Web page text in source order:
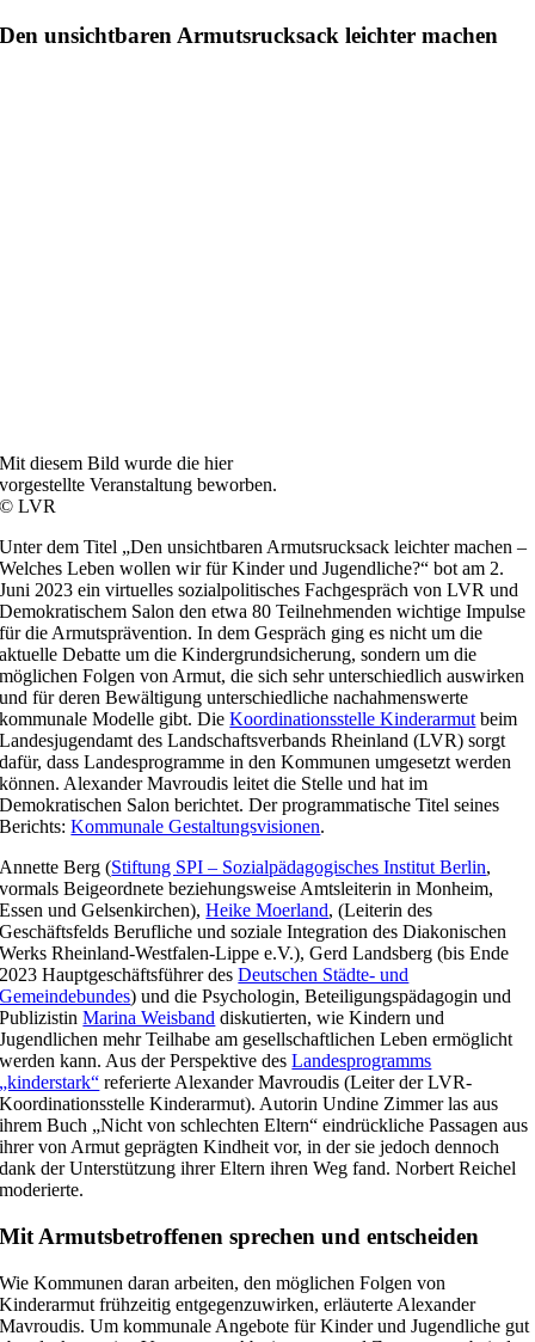
Den unsichtbaren Armutsrucksack leichter machen
Mit diesem Bild wurde die hier
vorgestellte Veranstaltung beworben.
© LVR
Unter dem Titel „Den unsichtbaren Armutsrucksack leichter machen –
Welches Leben wollen wir für Kinder und Jugendliche?“ bot am 2.
Juni 2023 ein virtuelles sozialpolitisches Fachgespräch von LVR und
Demokratischem Salon den etwa 80 Teilnehmenden wichtige Impulse
für die Armutsprävention. In dem Gespräch ging es nicht um die
aktuelle Debatte um die Kindergrundsicherung, sondern um die
möglichen Folgen von Armut, die sich sehr unterschiedlich auswirken
und für deren Bewältigung unterschiedliche nachahmenswerte
kommunale Modelle gibt. DieKoordinationsstelle Kinderarmut beim
Landesjugendamt des Landschaftsverbands Rheinland (LVR) sorgt
dafür, dass Landesprogramme in den Kommunen umgesetzt werden
können. Alexander Mavroudis leitet die Stelle und hat im
Demokratischen Salon berichtet. Der programmatische Titel seines
Berichts:Kommunale Gestaltungsvisionen.
Annette Berg (Stiftung SPI – Sozialpädagogisches Institut Berlin,
vormals Beigeordnete beziehungsweise Amtsleiterin in Monheim,
Essen und Gelsenkirchen),Heike Moerland, (Leiterin des
Geschäftsfelds Berufliche und soziale Integration des Diakonischen
Werks Rheinland-Westfalen-Lippe e.V.), Gerd Landsberg (bis Ende
2023 Hauptgeschäftsführer desDeutschen Städte- und
Gemeindebundes) und die Psychologin, Beteiligungspädagogin und
PublizistinMarina Weisband diskutierten, wie Kindern und
Jugendlichen mehr Teilhabe am gesellschaftlichen Leben ermöglicht
werden kann. Aus der Perspektive desLandesprogramms
„kinderstark“ referierte Alexander Mavroudis (Leiter der LVR-
Koordinationsstelle Kinderarmut). Autorin Undine Zimmer las aus
ihrem Buch „Nicht von schlechten Eltern“ eindrückliche Passagen aus
ihrer von Armut geprägten Kindheit vor, in der sie jedoch dennoch
dank der Unterstützung ihrer Eltern ihren Weg fand. Norbert Reichel
moderierte.
Mit Armutsbetroffenen sprechen und entscheiden
Wie Kommunen daran arbeiten, den möglichen Folgen von
Kinderarmut frühzeitig entgegenzuwirken, erläuterte Alexander
Mavroudis. Um kommunale Angebote für Kinder und Jugendliche gut